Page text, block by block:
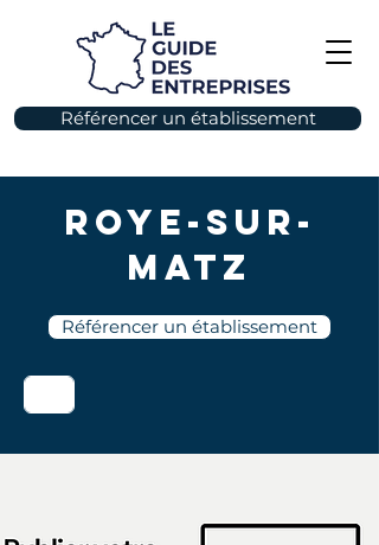
Référencer un établissement
Roye-sur-
Matz
Référencer un établissement